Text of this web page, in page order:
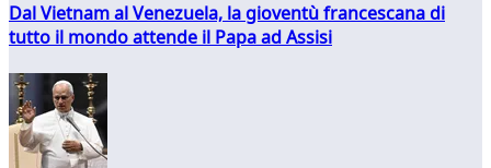
Dal Vietnam al Venezuela, la gioventù francescana di
tutto il mondo attende il Papa ad Assisi